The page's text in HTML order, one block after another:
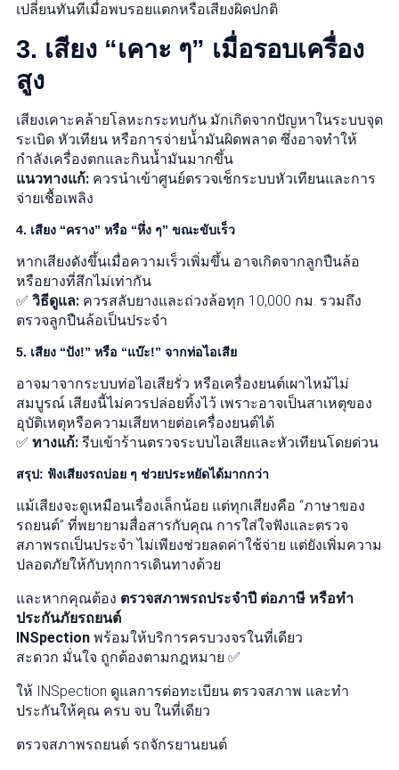
เปลี่ยนทันทีเมื่อพบรอยแตกหรือเสียงผิดปกติ
3. เสียง “เคาะ ๆ” เมื่อรอบเครื่อง
สูง
เสียงเคาะคล้ายโลหะกระทบกัน มักเกิดจากปัญหาในระบบจุด
ระเบิด หัวเทียน หรือการจ่ายน้ำมันผิดพลาด ซึ่งอาจทำให้
กำลังเครื่องตกและกินน้ำมันมากขึ้น
แนวทางแก้: ควรนำเข้าศูนย์ตรวจเช็กระบบหัวเทียนและการ
จ่ายเชื้อเพลิง
4. เสียง “คราง” หรือ “หึ่ง ๆ” ขณะขับเร็ว
หากเสียงดังขึ้นเมื่อความเร็วเพิ่มขึ้น อาจเกิดจากลูกปืนล้อ
หรือยางที่สึกไม่เท่ากัน
✅ วิธีดูแล: ควรสลับยางและถ่วงล้อทุก 10,000 กม. รวมถึง
ตรวจลูกปืนล้อเป็นประจำ
5. เสียง “ปัง!” หรือ “แบ๊ะ!” จากท่อไอเสีย
อาจมาจากระบบท่อไอเสียรั่ว หรือเครื่องยนต์เผาไหม้ไม่
สมบูรณ์ เสียงนี้ไม่ควรปล่อยทิ้งไว้ เพราะอาจเป็นสาเหตุของ
อุบัติเหตุหรือความเสียหายต่อเครื่องยนต์ได้
✅ ทางแก้: รีบเข้าร้านตรวจระบบไอเสียและหัวเทียนโดยด่วน
สรุป: ฟังเสียงรถบ่อย ๆ ช่วยประหยัดได้มากกว่า
แม้เสียงจะดูเหมือนเรื่องเล็กน้อย แต่ทุกเสียงคือ “ภาษาของ
รถยนต์” ที่พยายามสื่อสารกับคุณ การใส่ใจฟังและตรวจ
สภาพรถเป็นประจำ ไม่เพียงช่วยลดค่าใช้จ่าย แต่ยังเพิ่มความ
ปลอดภัยให้กับทุกการเดินทางด้วย
และหากคุณต้อง ตรวจสภาพรถประจำปี ต่อภาษี หรือทำ
ประกันภัยรถยนต์
INSpection พร้อมให้บริการครบวงจรในที่เดียว
สะดวก มั่นใจ ถูกต้องตามกฎหมาย ✅
ให้ INSpection ดูแลการต่อทะเบียน ตรวจสภาพ และทำ
ประกันให้คุณ ครบ จบ ในที่เดียว
ตรวจสภาพรถยนต์ รถจักรยานยนต์